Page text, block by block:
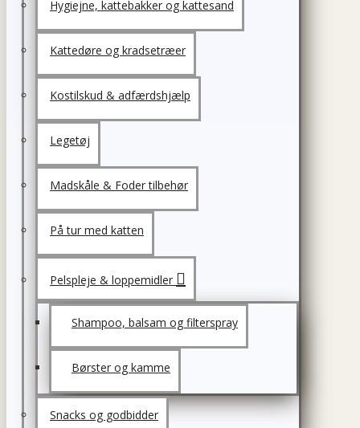
Hygiejne, kattebakker og kattesand
Kattedøre og kradsetræer
Kostilskud & adfærdshjælp
Legetøj
Madskåle & Foder tilbehør
På tur med katten
Pelspleje & loppemidler
Shampoo, balsam og filterspray
Børster og kamme
Snacks og godbidder